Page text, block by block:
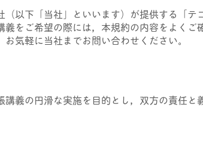
以下「当社」といいます）が提供する「
をご希望の際には，本規約の内容をよくご
気軽に当社までお問い合わせください。
義の円滑な実施を目的とし，双方の責任と